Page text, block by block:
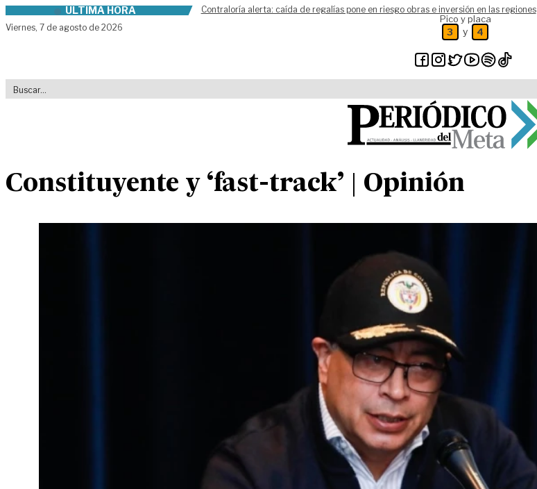
Skip to contentÚLTIMA HORA
Contraloría alerta: caída de regalías pone en riesgo obras e inversión en las regiones
Viernes, 7 de agosto de 2026
Pico y placa
3 y 4
Constituyente y ‘fast-track’ | Opinión